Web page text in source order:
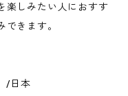
楽しみたい人におすす
きます。
/日本